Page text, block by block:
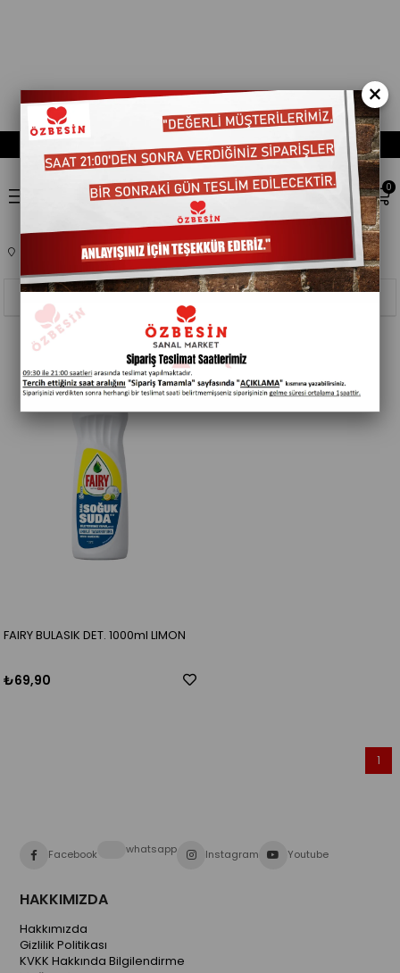
0
TEMIZLIK ÜRÜNLERI BULASIK TEMIZLEYICILER
Filtreleme
Sıralama
FAIRY BULASIK DET. 1000ml LIMON
₺69,90
1
Facebook whatsapp Instagram Youtube
HAKKIMIZDA
Hakkımızda
Gizlilik Politikası
KVKK Hakkında Bilgilendirme
×